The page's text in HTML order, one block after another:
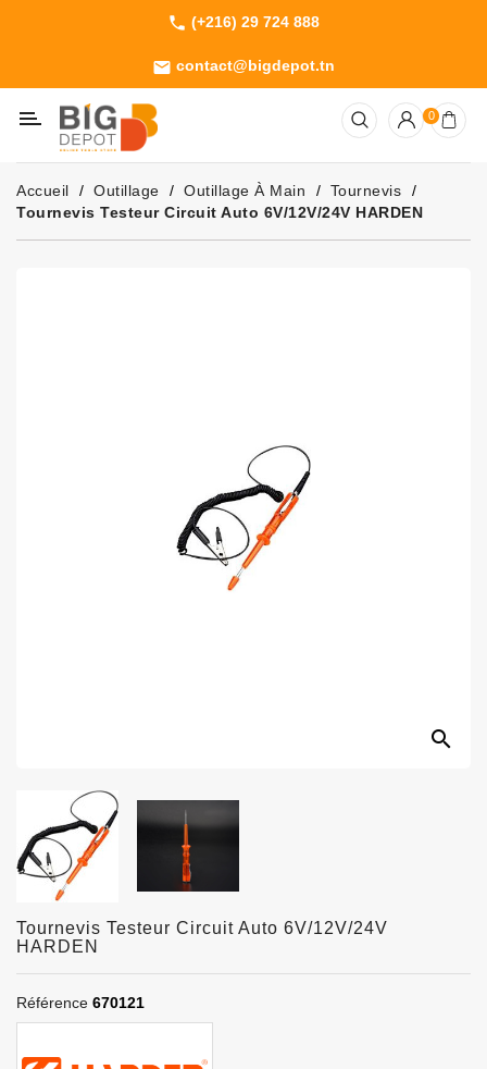
phone (+216) 29 724 888
email contact@bigdepot.tn
Machines
Outillage
Jardinage
Consommables
0
Accueil Outillage Outillage À Main
Tournevis
Tournevis Testeur Circuit Auto 6V/12V/24V HARDEN
search
Tournevis Testeur Circuit Auto 6V/12V/24V
HARDEN
Référence 670121